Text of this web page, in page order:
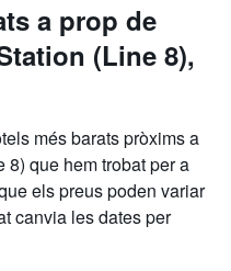
a prop de
(Line 8),
més barats pròxims a
que hem trobat per a
els preus poden variar
canvia les dates per